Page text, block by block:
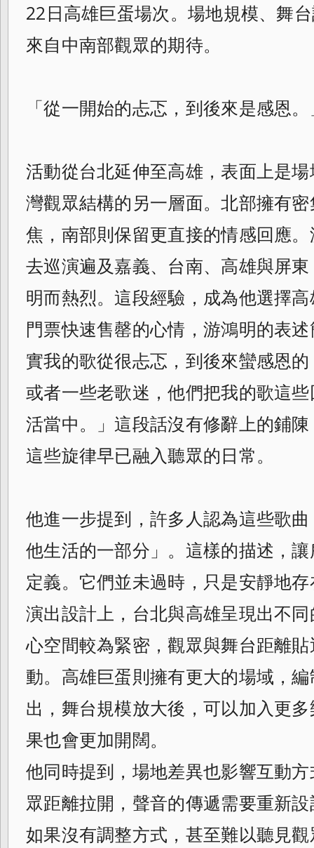
22日高雄巨蛋場次。場地規模、舞
來自中南部觀眾的期待。
「從一開始的忐忑，到後來是感恩
活動從台北延伸至高雄，表面上是
灣觀眾結構的另一層面。北部擁有
焦，南部則保留更直接的情感回應
去巡演遍及嘉義、台南、高雄與屏
明而熱烈。這段經驗，成為他選擇
門票快速售罄的心情，游鴻明的表
實我的歌從很忐忑，到後來蠻感恩
或者一些老歌迷，他們把我的歌這
活當中。」這段話沒有修辭上的鋪
這些旋律早已融入聽眾的日常。
他進一步提到，許多人認為這些歌
他生活的一部分」。這樣的描述，
定義。它們並未過時，只是安靜地
演出設計上，台北與高雄呈現出不
心空間較為緊密，觀眾與舞台距離
動。高雄巨蛋則擁有更大的場域，
出，舞台規模放大後，可以加入更
果也會更加開闊。
他同時提到，場地差異也影響互動
眾距離拉開，聲音的傳遞需要重新
如果沒有調整方式，甚至難以聽見